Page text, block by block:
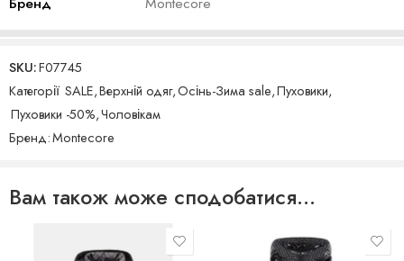
SKU:F07745
Категорії SALE,Верхній одяг,Осінь-Зима sale,Пуховики,
Пуховики -50%,Чоловікам
Бренд:Montecore
Вам також може сподобатися…